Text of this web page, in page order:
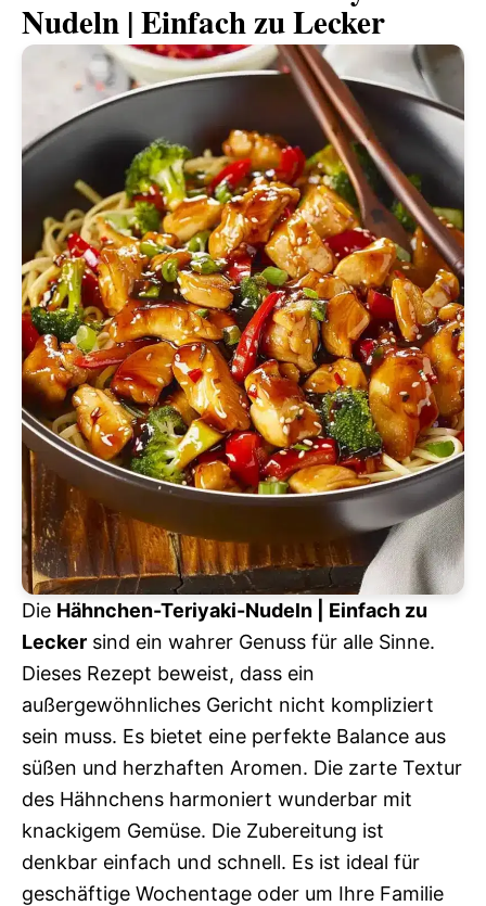
Nudeln | Einfach zu Lecker
Die Hähnchen-Teriyaki-Nudeln | Einfach zu
Lecker sind ein wahrer Genuss für alle Sinne.
Dieses Rezept beweist, dass ein
außergewöhnliches Gericht nicht kompliziert
sein muss. Es bietet eine perfekte Balance aus
süßen und herzhaften Aromen. Die zarte Textur
des Hähnchens harmoniert wunderbar mit
knackigem Gemüse. Die Zubereitung ist
denkbar einfach und schnell. Es ist ideal für
geschäftige Wochentage oder um Ihre Familie